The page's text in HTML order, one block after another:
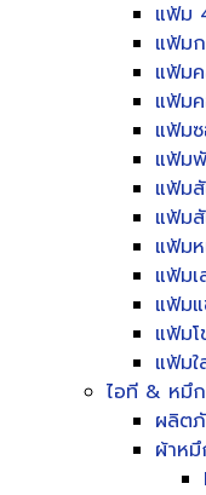
แฟ้ม
แฟ้มก
แฟ้ม
แฟ้ม
แฟ้ม
แฟ้ม
แฟ้ม
แฟ้ม
แฟ้ม
แฟ้ม
แฟ้ม
แฟ้มโ
แฟ้ม
ไอที & หมึ
ผลิต
ผ้าห